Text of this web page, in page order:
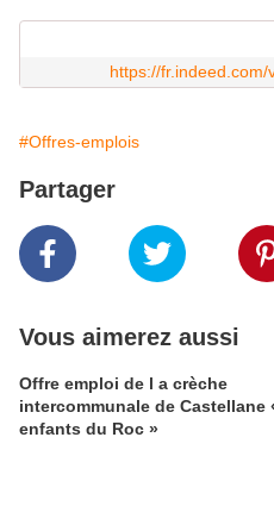
https://
#Offres-emplois
Partager
Vous aimerez aussi
Offre emploi de l a crèche
intercommunale de Castellane
enfants du Roc »